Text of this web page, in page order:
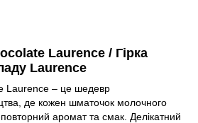
Laurence / Гірка
Laurence
Laurence – це шедевр
де кожен шматочок молочного
аромат та смак. Делікатний